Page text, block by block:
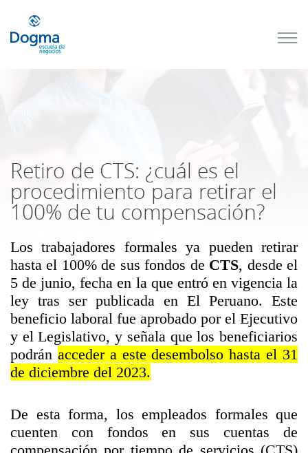
Retiro de CTS: ¿cuál es el
procedimiento para retirar el
100% de tu compensación?
Lostrabajadores formales ya pueden retirar
hasta el 100%de sus fondos de CTS, desde el
5 de junio,fecha en la que entró en vigencia la
ley tras serpublicada en El Peruano. Este
beneficio laboral fue aprobado por el Ejecutivo
y el Legislativo, y señala que los beneficiarios
podrán acceder a este desembolso hasta el 31
de diciembre del 2023.
De esta forma, los empleados formales que
cuenten con fondos en sus cuentas de
próximos